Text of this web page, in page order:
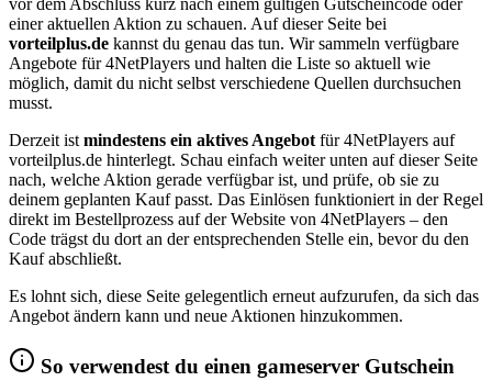
vor dem Abschluss kurz nach einem gültigen Gutscheincode oder
einer aktuellen Aktion zu schauen. Auf dieser Seite bei
vorteilplus.de kannst du genau das tun. Wir sammeln verfügbare
Angebote für 4NetPlayers und halten die Liste so aktuell wie
möglich, damit du nicht selbst verschiedene Quellen durchsuchen
musst.
Derzeit ist mindestens ein aktives Angebot für 4NetPlayers auf
vorteilplus.de hinterlegt. Schau einfach weiter unten auf dieser Seite
nach, welche Aktion gerade verfügbar ist, und prüfe, ob sie zu
deinem geplanten Kauf passt. Das Einlösen funktioniert in der Regel
direkt im Bestellprozess auf der Website von 4NetPlayers – den
Code trägst du dort an der entsprechenden Stelle ein, bevor du den
Kauf abschließt.
Es lohnt sich, diese Seite gelegentlich erneut aufzurufen, da sich das
Angebot ändern kann und neue Aktionen hinzukommen.
So verwendest du einen gameserver Gutschein